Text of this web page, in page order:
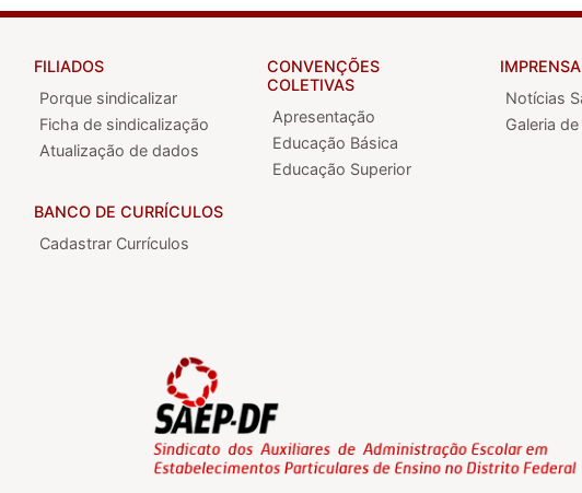
FILIADOS
Porque sindicalizar
Ficha de sindicalização
Atualização de dados
BANCO DE CURRÍCULOS
Cadastrar Currículos
CONVENÇÕES
COLETIVAS
Apresentação
Educação Básica
Educação Superior
IMPRENSA
Notícias
Galeria